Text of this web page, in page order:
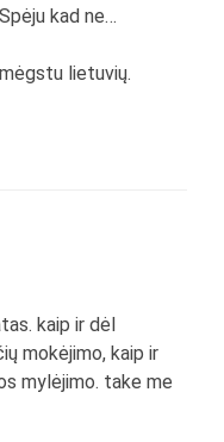
kad ne…
lietuvių.
kaip ir dėl
mokėjimo, kaip ir
mylėjimo. take me